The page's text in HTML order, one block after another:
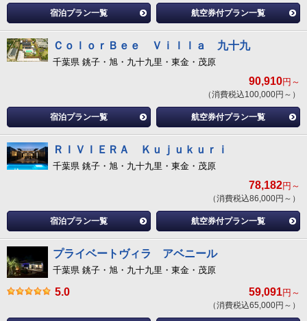
宿泊プラン一覧 航空券付プラン一覧
ＣｏｌｏｒＢｅｅ Ｖｉｌｌａ 九十九
千葉県 銚子・旭・九十九里・東金・茂原
90,910円～
（消費税込100,000円～）
宿泊プラン一覧 航空券付プラン一覧
ＲＩＶＩＥＲＡ Ｋｕｊｕｋｕｒｉ
千葉県 銚子・旭・九十九里・東金・茂原
78,182円～
（消費税込86,000円～）
宿泊プラン一覧 航空券付プラン一覧
プライベートヴィラ アベニール
千葉県 銚子・旭・九十九里・東金・茂原
5.0 59,091円～
（消費税込65,000円～）